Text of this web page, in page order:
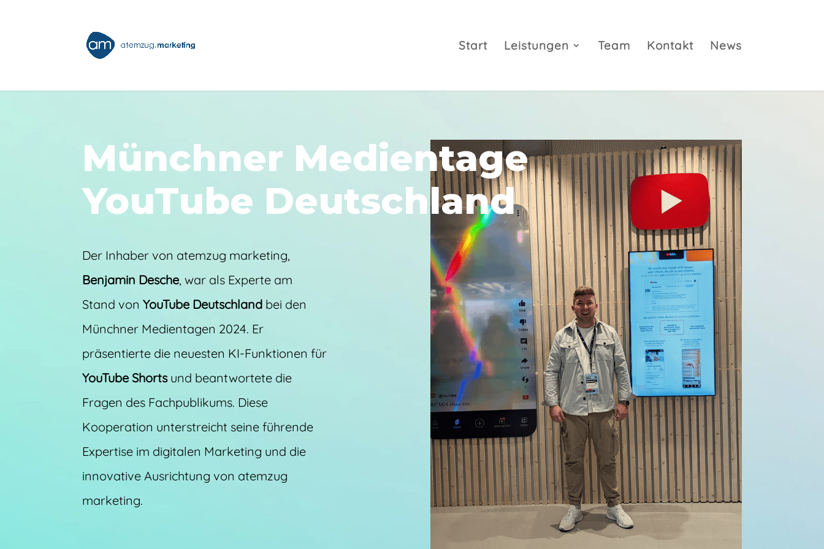
Start Leistungen Team Kontakt News
Münchner Medientage
YouTube Deutschland
Der Inhaber von atemzug marketing,
Benjamin Desche, war als Experte am
Stand vonYouTube Deutschland bei den
Münchner Medientagen 2024. Er
präsentierte die neuesten KI-Funktionen für
YouTube Shortsund beantwortete die
Fragen des Fachpublikums. Diese
Kooperation unterstreicht seine führende
Expertise im digitalen Marketing und die
innovative Ausrichtung von atemzug
marketing.